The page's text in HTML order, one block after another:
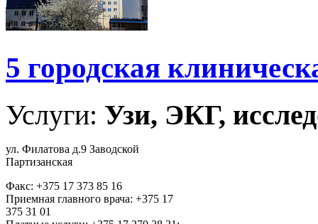
5 городская
Услуги: Узи, ЭКГ,
ул. Филатова д.9 Заводской
Партизанская
Факс: +375 17 373 85 16
Приемная главного врача: +375 17
375 31 01